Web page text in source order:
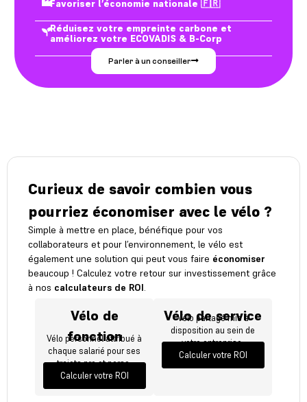
Favoriser l’économie nationale 🇫🇷
Réduisez votre empreinte carbone et
améliorez votre ECOVADIS & B-Corp
Parler à un conseiller
Curieux de savoir combien vous
pourriez économiser avec le vélo ?
Simple à mettre en place, bénéfique pour vos
collaborateurs et pour l’environnement, le vélo est
également une solution qui peut vous faire économiser
beaucoup ! Calculez votre retour sur investissement grâce
à nos calculateurs de ROI.
Vélo de
fonction
Vélo personnel attribué à
chaque salarié pour ses
trajets pro et perso.
Calculer votre ROI
Vélo de service
Vélo partagé mis à
disposition au sein de
votre entreprise.
Calculer votre ROI